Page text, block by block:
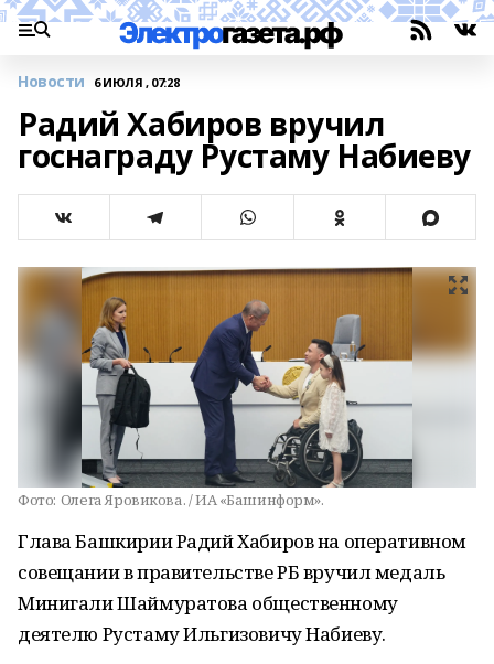
Новости 6 ИЮЛЯ , 07:28
Радий Хабиров вручил
госнаграду Рустаму Набиеву
Фото: Олега Яровикова. / ИА «Башинформ».
Глава Башкирии Радий Хабиров на оперативном
совещании в правительстве РБ вручил медаль
Минигали Шаймуратова общественному
деятелю Рустаму Ильгизовичу Набиеву.